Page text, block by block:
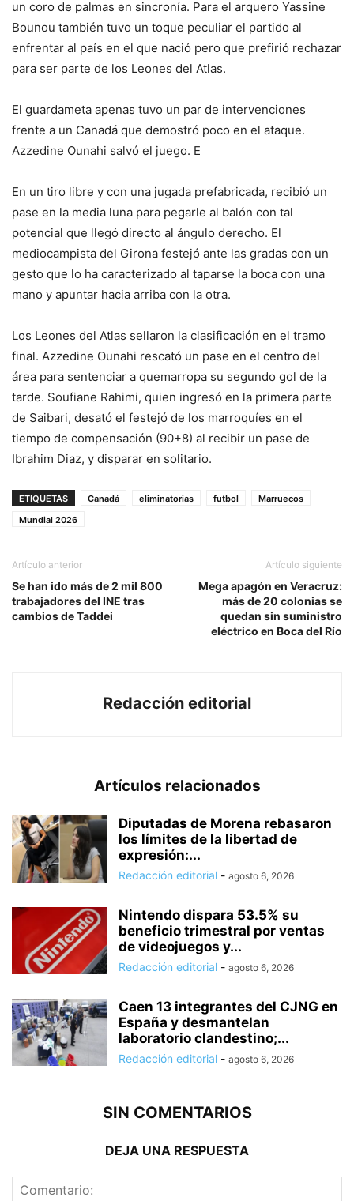
un coro de palmas en sincronía. Para el arquero Yassine
Bounou también tuvo un toque peculiar el partido al
enfrentar al país en el que nació pero que prefirió rechazar
para ser parte de los Leones del Atlas.
El guardameta apenas tuvo un par de intervenciones
frente a un Canadá que demostró poco en el ataque.
Azzedine Ounahi salvó el juego. E
En un tiro libre y con una jugada prefabricada, recibió un
pase en la media luna para pegarle al balón con tal
potencial que llegó directo al ángulo derecho. El
mediocampista del Girona festejó ante las gradas con un
gesto que lo ha caracterizado al taparse la boca con una
mano y apuntar hacia arriba con la otra.
Los Leones del Atlas sellaron la clasificación en el tramo
final. Azzedine Ounahi rescató un pase en el centro del
área para sentenciar a quemarropa su segundo gol de la
tarde. Soufiane Rahimi, quien ingresó en la primera parte
de Saibari, desató el festejó de los marroquíes en el
tiempo de compensación (90+8) al recibir un pase de
Ibrahim Diaz, y disparar en solitario.
ETIQUETAS Canadá eliminatorias futbol
Marruecos
Mundial 2026
Artículo anterior
Se han ido más de 2 mil 800
trabajadores del INE tras
cambios de Taddei
Artículo siguiente
Mega apagón en Veracruz:
más de 20 colonias se
quedan sin suministro
eléctrico en Boca del Río
Redacción editorial
Artículos relacionados
Diputadas de Morena rebasaron
los límites de la libertad de
expresión:...
Redacción editorial - agosto 6, 2026
Nintendo dispara 53.5% su
beneficio trimestral por ventas
de videojuegos y...
Redacción editorial - agosto 6, 2026
Caen 13 integrantes del CJNG en
España y desmantelan
laboratorio clandestino;...
Redacción editorial - agosto 6, 2026
SIN COMENTARIOS
DEJA UNA RESPUESTA